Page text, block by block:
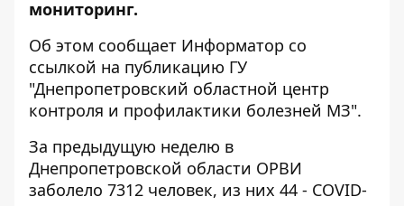
мониторинг.
Об этом сообщает Информатор со
ссылкой на публикацию ГУ
"Днепропетровский областной центр
контроля и профилактики болезней МЗ".
За предыдущую неделю в
Днепропетровской области ОРВИ
заболело 7312 человек, из них 44 - COVID-